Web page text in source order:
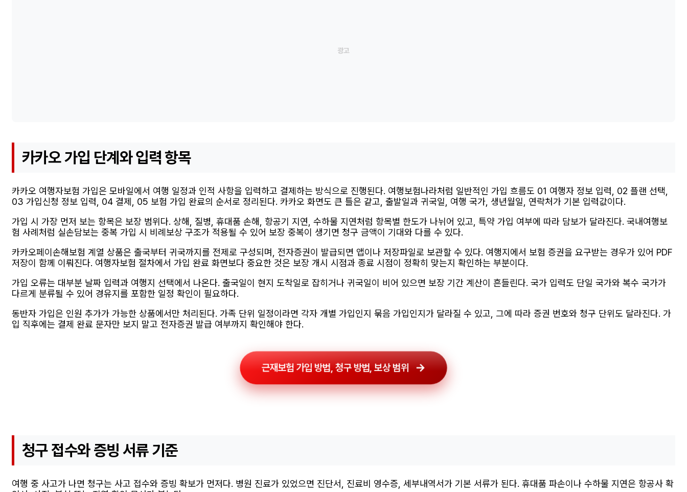
카카오 가입 단계와 입력 항목
카카오 여행자보험 가입은 모바일에서 여행 일정과 인적 사항을 입력하고 결제하는 방식으로 진행된다. 여행보험나라처럼 일반적인 가입 흐름도 01 여행자 정보 입력, 02 플랜 선택,
03 가입신청 정보 입력, 04 결제, 05 보험 가입 완료의 순서로 정리된다. 카카오 화면도 큰 틀은 같고, 출발일과 귀국일, 여행 국가, 생년월일, 연락처가 기본 입력값이다.
가입 시 가장 먼저 보는 항목은 보장 범위다. 상해, 질병, 휴대품 손해, 항공기 지연, 수하물 지연처럼 항목별 한도가 나뉘어 있고, 특약 가입 여부에 따라 담보가 달라진다. 국내여행보
험 사례처럼 실손담보는 중복 가입 시 비례보상 구조가 적용될 수 있어 보장 중복이 생기면 청구 금액이 기대와 다를 수 있다.
카카오페이손해보험 계열 상품은 출국부터 귀국까지를 전제로 구성되며, 전자증권이 발급되면 앱이나 저장파일로 보관할 수 있다. 여행지에서 보험 증권을 요구받는 경우가 있어 PDF
저장이 함께 이뤄진다. 여행자보험 절차에서 가입 완료 화면보다 중요한 것은 보장 개시 시점과 종료 시점이 정확히 맞는지 확인하는 부분이다.
가입 오류는 대부분 날짜 입력과 여행지 선택에서 나온다. 출국일이 현지 도착일로 잡히거나 귀국일이 비어 있으면 보장 기간 계산이 흔들린다. 국가 입력도 단일 국가와 복수 국가가
다르게 분류될 수 있어 경유지를 포함한 일정 확인이 필요하다.
동반자 가입은 인원 추가가 가능한 상품에서만 처리된다. 가족 단위 일정이라면 각자 개별 가입인지 묶음 가입인지가 달라질 수 있고, 그에 따라 증권 번호와 청구 단위도 달라진다. 가
입 직후에는 결제 완료 문자만 보지 말고 전자증권 발급 여부까지 확인해야 한다.
근재보험 가입 방법, 청구 방법, 보상 범위
청구 접수와 증빙 서류 기준
여행 중 사고가 나면 청구는 사고 접수와 증빙 확보가 먼저다. 병원 진료가 있었으면 진단서, 진료비 영수증, 세부내역서가 기본 서류가 된다. 휴대품 파손이나 수하물 지연은 항공사 확